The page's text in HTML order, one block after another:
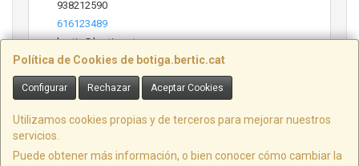
Política de Cookies de botiga.bertic.cat
Configurar Rechazar Aceptar Cookies
Utilizamos cookies propias y de terceros para mejorar nuestros
servicios.
Puede obtener más información, o bien conocer cómo cambiar la
938212590
616123489
bertic@bertic.cat
Horario
Lunes a Viernes (9h-14h | 15h-18h)